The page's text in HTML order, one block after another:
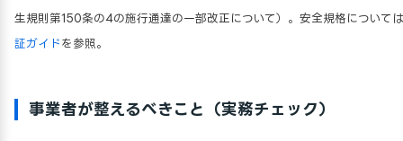
生規則第150条の4の施行通達の一部改正について）。安全規格については
証ガイド を参照。
事業者が整えるべきこと（実務チェック）